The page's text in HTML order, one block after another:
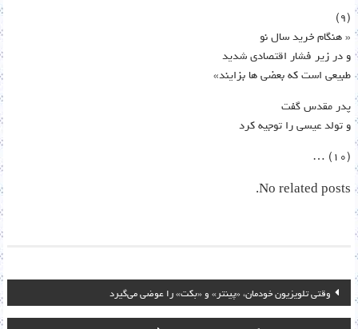
(٩)
« هنگام خرید سال نو
و در زیر فشار اقتصادی شدید
طبیعی است که بعضی ها بزایند»
پدر مقدس گفت
و تولد عیسی را توجیه کرد
(١٠) …
No related posts.
پیمایش
وقتی تلویزیون خودمان، «پینتر» و «بکت» را عوضی می‌گیرد